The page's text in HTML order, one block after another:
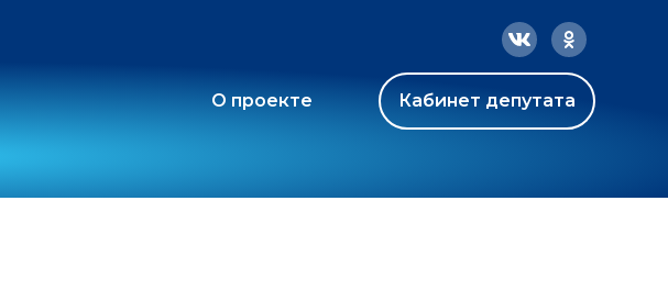
О проекте Кабинет депутата